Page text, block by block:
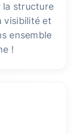
la structure
visibilité et
ensemble
!